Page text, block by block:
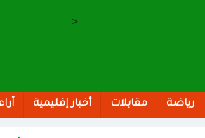
>
رياضة مقابلات أخبار إقليمية